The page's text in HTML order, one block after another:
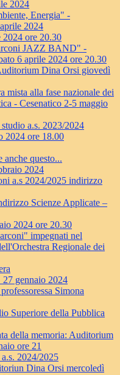
2024
Energia" -
2024
ore 20.30
JAZZ BAND" -
6 aprile 2024 ore 20.30
Dina Orsi giovedì
mista alla fase nazionale dei
- Cesenatico 2-5 maggio
a.s. 2023/2024
2024 ore 18.00
questo...
2024
a.s 2024/2025 indirizzo
Scienze Applicate –
2024 ore 20.30
impegnati nel
Regionale dei
gennaio 2024
Simona
Superiore della Pubblica
della memoria: Auditorium
ore 21
2024/2025
Dina Orsi mercoledì